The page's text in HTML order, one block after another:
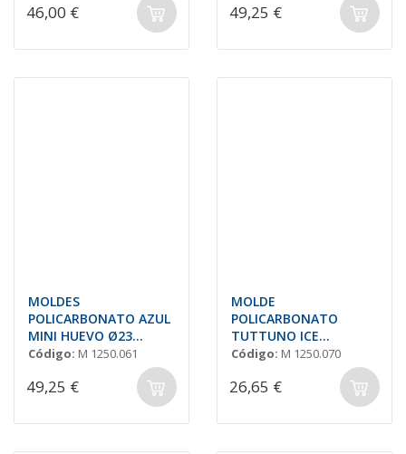
46,00 € 49,25 €
MOLDES
POLICARBONATO AZUL
MINI HUEVO Ø23
H=26mm. 13gr. 'S13'
Código: M 1250.061
49,25 €
MOLDE
POLICARBONATO
TUTTUNO ICE
67x98mm "SELMI
Código: M 1250.070
26,65 €